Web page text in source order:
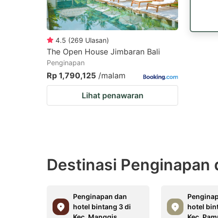
4.5 (269 Ulasan)
The Open House Jimbaran Bali
Penginapan
Rp 1,790,125 /malam
Lihat penawaran
Destinasi
Penginapan dan
hotel bintang 3 di
hotel